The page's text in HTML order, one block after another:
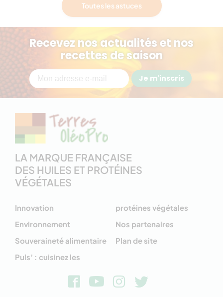
Toutes les astuces
Recevez nos actualités et nos
recettes de saison
Je m'inscris
LA MARQUE FRANÇAISE
DES HUILES ET PROTÉINES
VÉGÉTALES
Innovation
Environnement
Souveraineté alimentaire
Puls’ : cuisinez les
protéines végétales
Nos partenaires
Plan de site